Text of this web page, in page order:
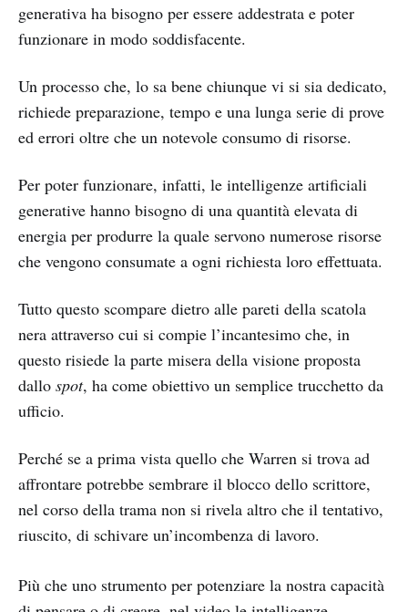
generativa ha bisogno per essere addestrata e poter
funzionare in modo soddisfacente.
Un processo che, lo sa bene chiunque vi si sia dedicato,
richiede preparazione, tempo e una lunga serie di prove
ed errori oltre che un notevole consumo di risorse.
Per poter funzionare, infatti, le intelligenze artificiali
generative hanno bisogno di una quantità elevata di
energia per produrre la quale servono numerose risorse
che vengono consumate a ogni richiesta loro effettuata.
Tutto questo scompare dietro alle pareti della scatola
nera attraverso cui si compie l’incantesimo che, in
questo risiede la parte misera della visione proposta
dallo spot, ha come obiettivo un semplice trucchetto da
ufficio.
Perché se a prima vista quello che Warren si trova ad
affrontare potrebbe sembrare il blocco dello scrittore,
nel corso della trama non si rivela altro che il tentativo,
riuscito, di schivare un’incombenza di lavoro.
Più che uno strumento per potenziare la nostra capacità